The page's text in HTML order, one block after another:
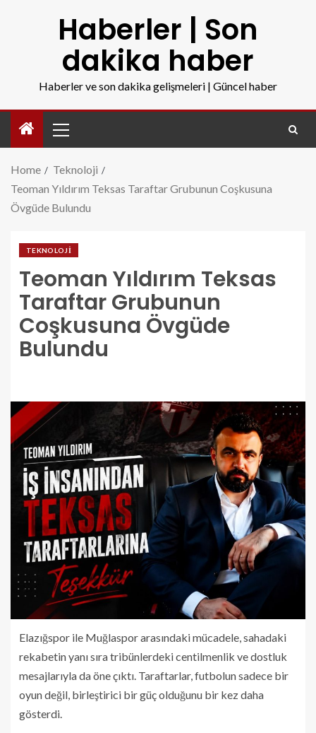
Haberler | Son
dakika haber
Haberler ve son dakika gelişmeleri | Güncel haber
Home
Teknoloji
Teoman Yıldırım Teksas Taraftar Grubunun Coşkusuna
Övgüde Bulundu
TEKNOLOJI
Teoman Yıldırım Teksas
Taraftar Grubunun
Coşkusuna Övgüde
Bulundu
Elazığspor ile Muğlaspor arasındaki mücadele, sahadaki
rekabetin yanı sıra tribünlerdeki centilmenlik ve dostluk
mesajlarıyla da öne çıktı. Taraftarlar, futbolun sadece bir
oyun değil, birleştirici bir güç olduğunu bir kez daha
gösterdi.